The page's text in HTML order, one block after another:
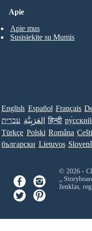
Apie
Apie mus
Susisiekite su Mumis
English Español Français
עברית العَرَبِيَّة हिन्दी
Türkçe Polski Româna
български Lietuvos
© 2026 -
„
ženklas,